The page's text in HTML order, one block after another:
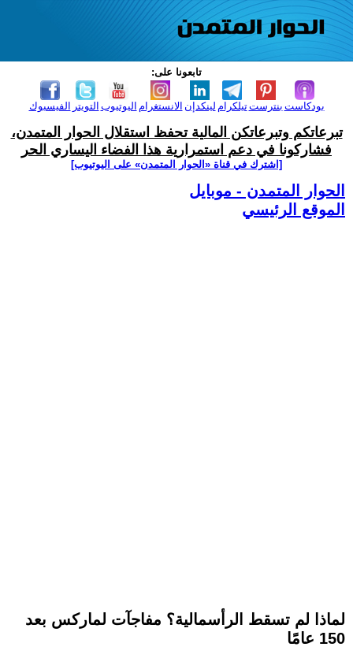
تابعونا على:
الفيسبوك التويتر اليوتيوب الانستغرام لينكدإن تيلكرامبنترست بودكاست
تبرعاتكم وتبرعاتكن المالية تحفظ استقلال الحوار المتمدن،
فشاركونا في دعم استمرارية هذا الفضاء اليساري الحر
[اشترك في قناة ‫«الحوار المتمدن» على اليوتيوب]
الحوار المتمدن - موبايل
الموقع الرئيسي
لماذا لم تسقط الرأسمالية؟ مفاجآت لماركس بعد
150 عامًا